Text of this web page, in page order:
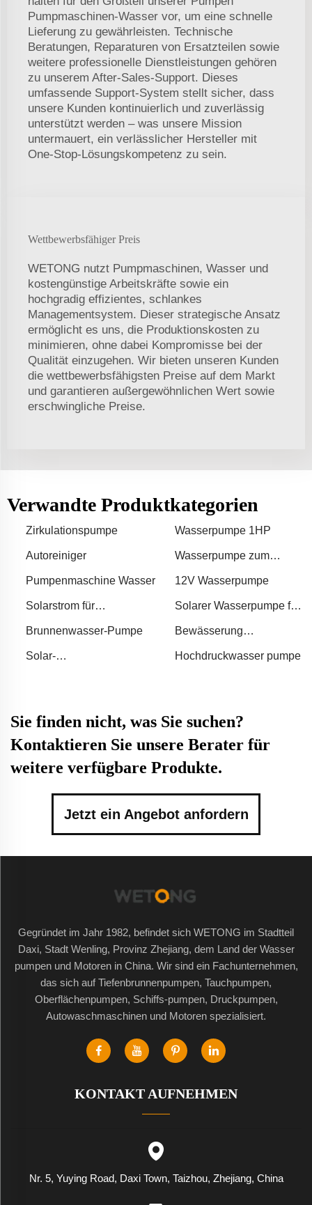
Pumpmaschinen-Wasser vor, um eine schnelle
Lieferung zu gewährleisten. Technische
Beratungen, Reparaturen von Ersatzteilen sowie
weitere professionelle Dienstleistungen gehören
zu unserem After-Sales-Support. Dieses
umfassende Support-System stellt sicher, dass
unsere Kunden kontinuierlich und zuverlässig
unterstützt werden – was unsere Mission
untermauert, ein verlässlicher Hersteller mit
One-Stop-Lösungskompetenz zu sein.
Wettbewerbsfähiger Preis
WETONG nutzt Pumpmaschinen, Wasser und
kostengünstige Arbeitskräfte sowie ein
hochgradig effizientes, schlankes
Managementsystem. Dieser strategische Ansatz
ermöglicht es uns, die Produktionskosten zu
minimieren, ohne dabei Kompromisse bei der
Qualität einzugehen. Wir bieten unseren Kunden
die wettbewerbsfähigsten Preise auf dem Markt
und garantieren außergewöhnlichen Wert sowie
erschwingliche Preise.
Verwandte Produktkategorien
Zirkulationspumpe Wasserpumpe 1HP
Autoreiniger
Wasserpumpe zum
Pumpenmaschine Wasser
12V Wasserpumpe
Solarstrom für
Solarer Wasserpumpe für
Brunnenwasser-Pumpe
Bewässerung
Solar-
Hochdruckwasser pumpe
Sie finden nicht, was Sie suchen?
Kontaktieren Sie unsere Berater für
weitere verfügbare Produkte.
Jetzt ein Angebot anfordern
Gegründet im Jahr 1982, befindet sich WETONG im Stadtteil
Daxi, Stadt Wenling, Provinz Zhejiang, dem Land der Wasser
pumpen und Motoren in China. Wir sind ein Fachunternehmen,
das sich auf Tiefenbrunnenpumpen, Tauchpumpen,
Oberflächenpumpen, Schiffs-pumpen, Druckpumpen,
Autowaschmaschinen und Motoren spezialisiert.
KONTAKT AUFNEHMEN
Nr. 5, Yuying Road, Daxi Town, Taizhou, Zhejiang, China